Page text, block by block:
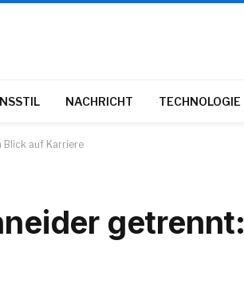
NACHRICHT TECHNOLOGIE
Blick auf Karriere
getrennt: